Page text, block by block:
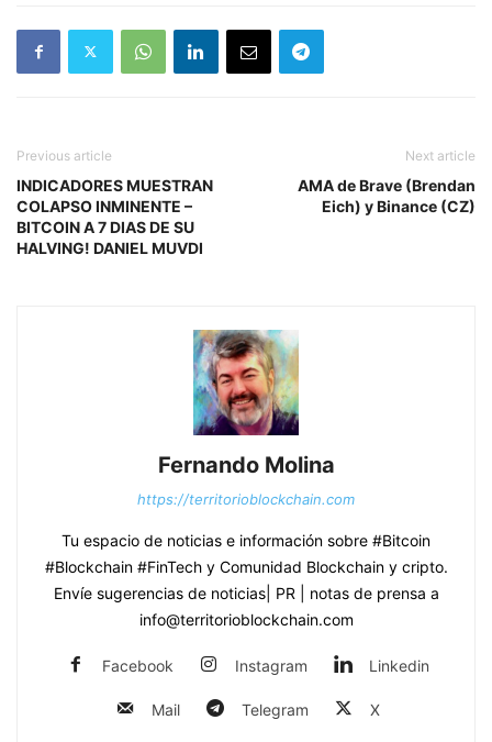
Previous article
INDICADORES MUESTRAN
COLAPSO INMINENTE –
BITCOIN A 7 DIAS DE SU
HALVING! DANIEL MUVDI
Next article
AMA de Brave (Brendan
Eich) y Binance (CZ)
Fernando Molina
https://territorioblockchain.com
Tu espacio de noticias e información sobre #Bitcoin
#Blockchain #FinTech y Comunidad Blockchain y cripto.
Envíe sugerencias de noticias| PR | notas de prensa a
info@territorioblockchain.com
Facebook Instagram Linkedin
Mail Telegram X